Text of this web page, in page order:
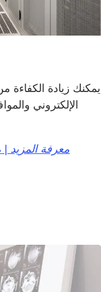
يمكنك زيادة الكفاءة
الإلكتروني
معرفة المزيد |